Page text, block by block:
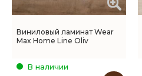
Виниловый ламинат Wear
Max Home Line Oliv
В наличии